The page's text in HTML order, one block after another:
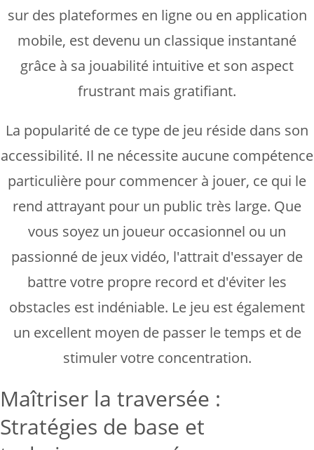
sur des plateformes en ligne ou en application
mobile, est devenu un classique instantané
grâce à sa jouabilité intuitive et son aspect
frustrant mais gratifiant.
La popularité de ce type de jeu réside dans son
accessibilité. Il ne nécessite aucune compétence
particulière pour commencer à jouer, ce qui le
rend attrayant pour un public très large. Que
vous soyez un joueur occasionnel ou un
passionné de jeux vidéo, l'attrait d'essayer de
battre votre propre record et d'éviter les
obstacles est indéniable. Le jeu est également
un excellent moyen de passer le temps et de
stimuler votre concentration.
Maîtriser la traversée :
Stratégies de base et